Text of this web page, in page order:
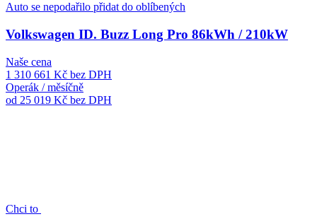
Auto se nepodařilo přidat do oblíbených
Volkswagen ID. Buzz Long Pro 86kWh / 210kW
Naše cena
1 310 661 Kč bez DPH
Operák / měsíčně
od 25 019 Kč bez DPH
Chci to